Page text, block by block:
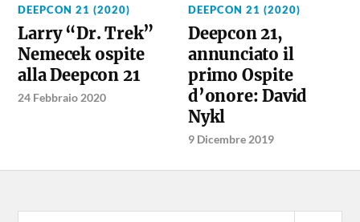
DEEPCON 21 (2020)
Larry “Dr. Trek”
Nemecek ospite
alla Deepcon 21
24 Febbraio 2020
DEEPCON 21 (2020)
Deepcon 21,
annunciato il
primo Ospite
d’onore: David
Nykl
9 Dicembre 2019